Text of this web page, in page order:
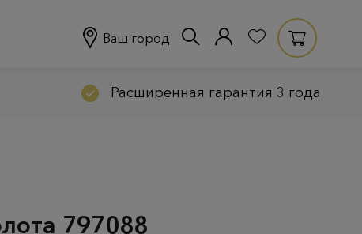
Ваш город
Расширенная гарантия 3 года
797088